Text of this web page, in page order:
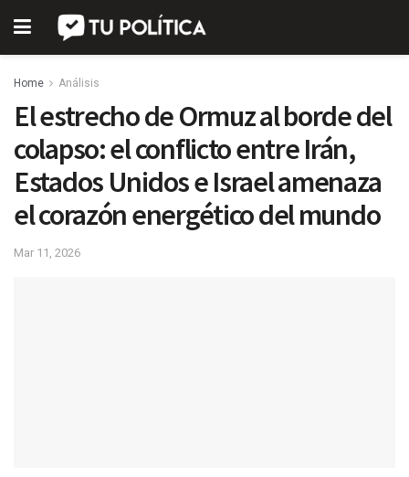
Home Análisis
El estrecho de Ormuz al borde del
colapso: el conflicto entre Irán,
Estados Unidos e Israel amenaza
el corazón energético del mundo
Mar 11, 2026